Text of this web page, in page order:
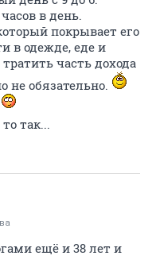
в день.
покрывает его
в одежде, еде и
часть дохода
не обязательно.
так...
ещё и 38 лет и